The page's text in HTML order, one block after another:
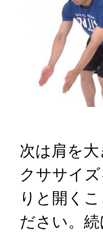
次は肩を
クササイ
りと開く
ださい。